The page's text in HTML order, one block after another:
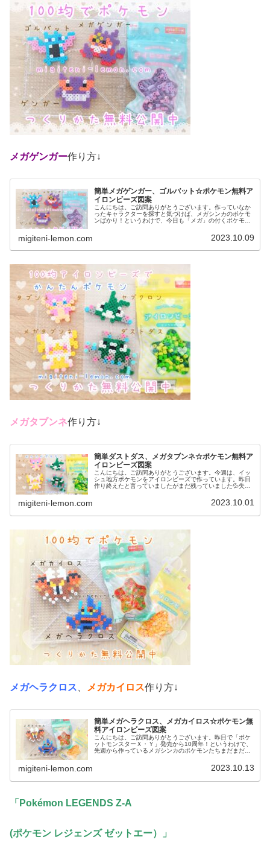
メガゲンガー作り方↓
簡単メガゲンガー、ゴルバット☆ポケモン無料ア
イロンビーズ図案
こんにちは。ご訪問ありがとうございます。作っていなか
ったキャラクターを探すと気づけば、メガシンカのポケモ
ンばかり！というわけで、今日も「メガ」の付くポケモン
migiteni-lemon.com 2023.10.09
メガタブンネ作り方↓
簡単ダストダス、メガタブンネ☆ポケモン無料ア
イロンビーズ図案
こんにちは。ご訪問ありがとうございます。今週は、イッ
シュ地方ポケモンをアイロンビーズで作っています。昨日
作り終えたと言っていましたがまだ残っていました💦失礼
migiteni-lemon.com 2023.10.01
メガヘラクロス メガカイロス作り方↓
簡単メガヘラクロス、メガカイロス☆ポケモン無
料アイロンビーズ図案
こんにちは。ご訪問ありがとうございます。昨日で「ポケ
ットモンスターＸ・Ｙ」発売から10周年！というわけで、
先週から作っているメガシンカのポケモンたちまだまだ作
migiteni-lemon.com 2023.10.13
「Pokémon LEGENDS Z-A
(ポケモン レジェンズ ゼットエー） 」